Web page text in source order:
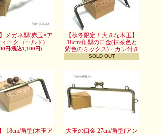
】メガネ型(赤玉×ア
ークゴールド)
円(税込1,100円)
【秋冬限定！大きな木玉】
18cm/角型の口金(抹茶色と
紫色のミックス)・カン付き
SOLD OUT
18cm/角型(木玉ア
大玉の口金 27cm/角型(アン